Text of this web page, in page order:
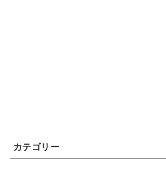
カテゴリー